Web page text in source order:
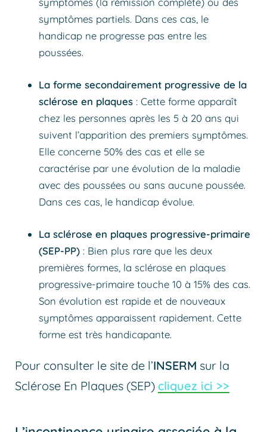
symptômes partiels. Dans ces cas, le
handicap ne progresse pas entre les
poussées.
La forme secondairement progressive de la
sclérose en plaques : Cette forme apparaît
chez les personnes après les 5 à 20 ans qui
suivent l’apparition des premiers symptômes.
Elle concerne 50% des cas et elle se
caractérise par une évolution de la maladie
avec des poussées ou sans aucune poussée.
Dans ces cas, le handicap évolue.
La sclérose en plaques progressive-primaire
(SEP-PP) : Bien plus rare que les deux
premières formes, la sclérose en plaques
progressive-primaire touche 10 à 15% des cas.
Son évolution est rapide et de nouveaux
symptômes apparaissent rapidement. Cette
forme est très handicapante.
Pour consulter le site de l’INSERM sur la
Sclérose En Plaques (SEP) cliquez ici >>